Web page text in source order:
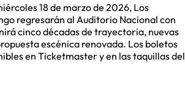
18 de marzo de 2026, Los
regresarán al Auditorio Nacional con
cinco décadas de trayectoria, nuevas
escénica renovada. Los boletos
en Ticketmaster y en las taquillas del